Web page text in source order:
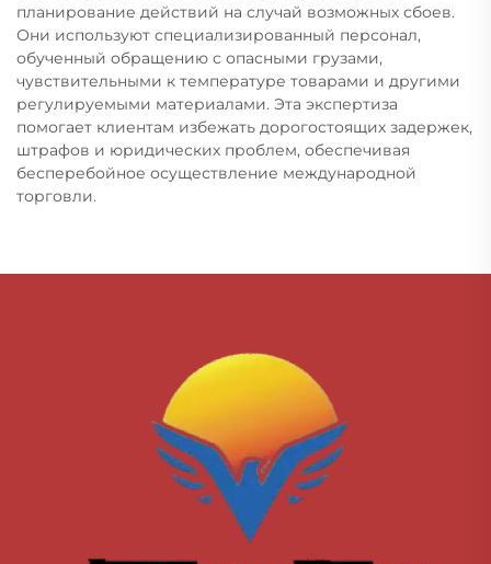
планирование действий на случай возможных сбоев.
Они используют специализированный персонал,
обученный обращению с опасными грузами,
чувствительными к температуре товарами и другими
регулируемыми материалами. Эта экспертиза
помогает клиентам избежать дорогостоящих задержек,
штрафов и юридических проблем, обеспечивая
бесперебойное осуществление международной
торговли.